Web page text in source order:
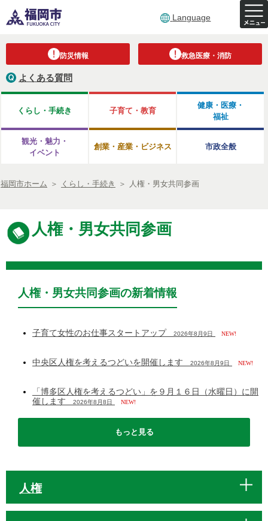
Language
防災情報 救急医療・消防
よくある質問
くらし・手続き 子育て・教育
健康・医療・
福祉
観光・魅力・
イベント
創業・産業・ビジネス 市政全般
福岡市ホーム ＞ くらし・手続き ＞ 人権・男女共同参画
人権・男女共同参画
人権・男女共同参画の新着情報
子育て女性のお仕事スタートアップ 2026年8月9日 NEW!
中央区人権を考えるつどいを開催します 2026年8月9日 NEW!
「博多区人権を考えるつどい」を９月１６日（水曜日）に開
催します
2026年8月8日 NEW!
もっと見る
人権